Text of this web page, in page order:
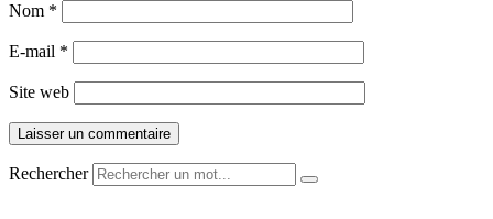
Nom *
E-mail *
Site web
Rechercher